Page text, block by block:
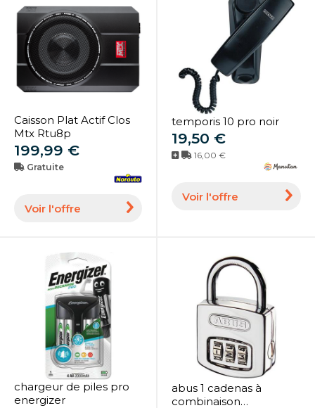
Caisson Plat Actif Clos
Mtx Rtu8p
199,99 €
Gratuite
Voir l'offre
temporis 10 pro noir
19,50 €
16,00 €
Voir l'offre
chargeur de piles pro
energizer
abus 1 cadenas à
combinaison